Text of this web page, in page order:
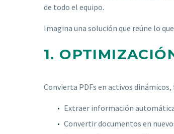
de todo el equipo.
Imagina una solución que reúne lo
1.
Convierta PDFs en activos
Extraer información
Convertir documentos en